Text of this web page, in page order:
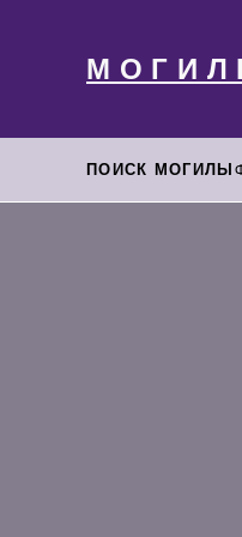
ПОИСК МОГИЛЫ